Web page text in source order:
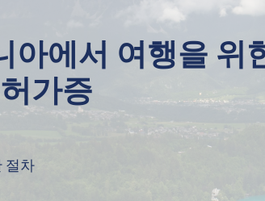
아에서 여행을 위
가증
절차